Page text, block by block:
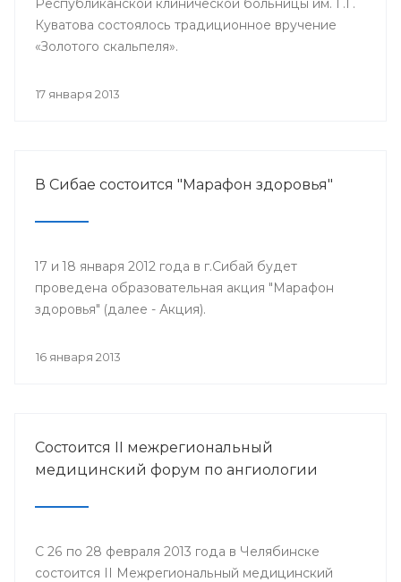
Республиканской клинической больницы им. Г.Г.
Куватова состоялось традиционное вручение
«Золотого скальпеля».
17 января 2013
В Сибае состоится "Марафон здоровья"
17 и 18 января 2012 года в г.Сибай будет
проведена образовательная акция "Марафон
здоровья" (далее - Акция).
16 января 2013
Состоится II межрегиональный
медицинский форум по ангиологии
С 26 по 28 февраля 2013 года в Челябинске
состоится II Межрегиональный медицинский